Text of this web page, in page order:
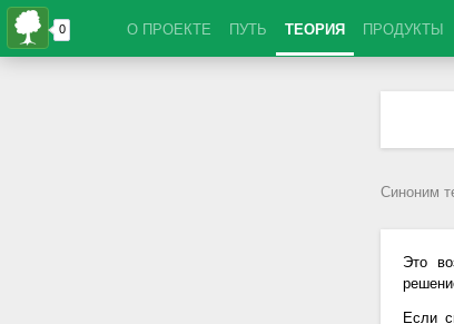
О ПРОЕКТЕ ПУТЬ ТЕОРИЯ ПРОДУКТЫ
Синоним
Это
Если